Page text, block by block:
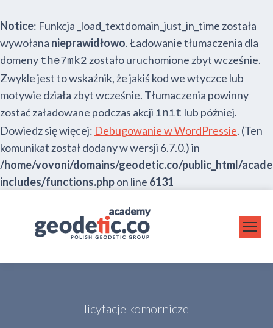
Notice: Funkcja _load_textdomain_just_in_time została
wywołana nieprawidłowo. Ładowanie tłumaczenia dla
domeny the7mk2 zostało uruchomione zbyt wcześnie.
Zwykle jest to wskaźnik, że jakiś kod we wtyczce lub
motywie działa zbyt wcześnie. Tłumaczenia powinny
zostać załadowane podczas akcji init lub później.
Dowiedz się więcej: Debugowanie w WordPressie. (Ten
komunikat został dodany w wersji 6.7.0.) in
/home/vovoni/domains/geodetic.co/public_html/
includes/functions.phpon line 6131
licytacje komornicze